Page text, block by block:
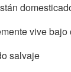
vive
salvaje